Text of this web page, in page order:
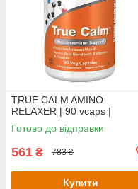
TRUE CALM AMINO
RELAXER | 90 vcaps |
Готово до відправки
561 ₴ 783 ₴
Купити